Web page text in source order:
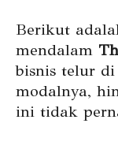
Berikut
mendalam
bisnis telur
modalnya,
ini tidak